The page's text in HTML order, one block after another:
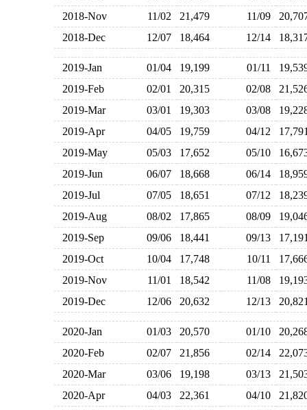
2018-Nov
11/02 21,479 11/09
2018-Dec
12/07 18,464 12/14
2019-Jan 01/04 19,199 01/11
2019-Feb
02/01 20,315 02/08
2019-Mar
03/01 19,303 03/08
2019-Apr
04/05 19,759 04/12
2019-May
05/03 17,652 05/10
2019-Jun
06/07 18,668 06/14
2019-Jul
07/05 18,651 07/12
2019-Aug
08/02 17,865 08/09
2019-Sep
09/06 18,441 09/13
2019-Oct
10/04 17,748 10/11
2019-Nov
11/01 18,542 11/08
2019-Dec
12/06 20,632 12/13
2020-Jan 01/03 20,570 01/10
2020-Feb
02/07 21,856 02/14
2020-Mar
03/06 19,198 03/13
2020-Apr
04/03 22,361 04/10